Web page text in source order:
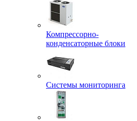
Компрессорно-
конденсаторные блоки
Системы мониторинга